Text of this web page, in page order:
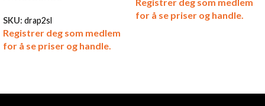
SKU: drap2sl
Registrer deg som medlem
for å se priser og handle.
Registrer deg som medlem
for å se priser og handle.